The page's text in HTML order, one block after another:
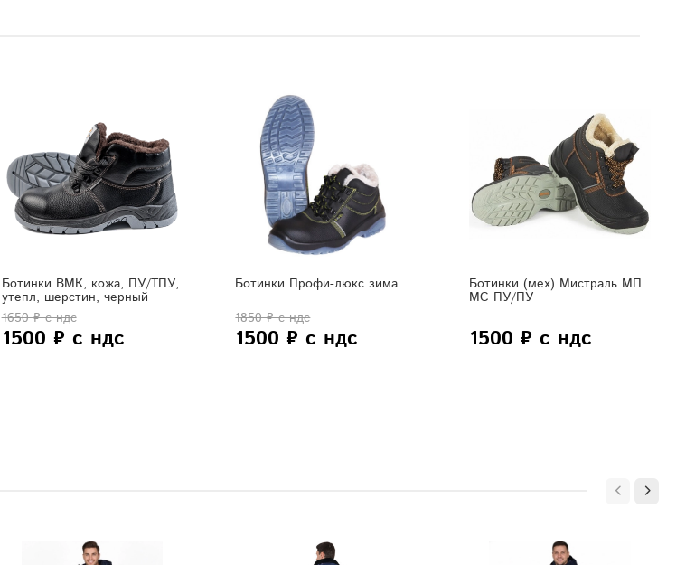
Ботинки ВМК, кожа, ПУ/ТПУ,
утепл, шерстин, черный
1650 ₽ с ндс
1500 ₽ с ндс
Ботинки Профи-люкс зима
1850 ₽ с ндс
1500 ₽ с ндс
Ботинки (мех) Мистраль МП
МС ПУ/ПУ
1500 ₽ с ндс